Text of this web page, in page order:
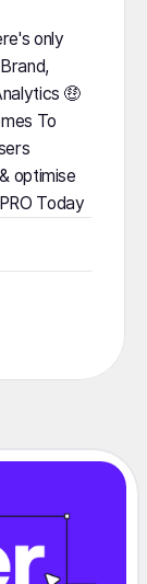
only
🤑
To
optimise
Today